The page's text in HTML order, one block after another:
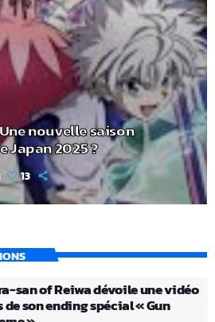
nouvelle saison
Japan 2025 ?
13
san of Reiwa dévoile une vidéo
son ending spécial « Gun